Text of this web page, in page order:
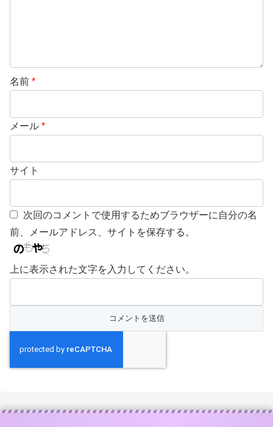
名前 *
メール *
サイト
次回のコメントで使用するためブラウザーに自分の名
前、メールアドレス、サイトを保存する。
上に表示された文字を入力してください。